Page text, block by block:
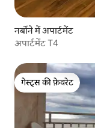
नर्बोने में अपार्टमेंट
अपार्टमेंट T4
गेस्ट्स की फ़ेवरेट
गेस्ट्स की फ़ेवरेट